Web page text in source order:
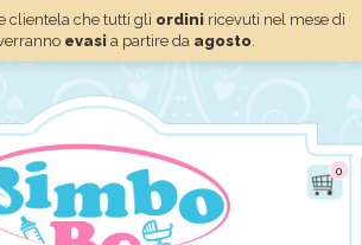
clientela che tutti gli ordini ricevuti nel mese di
evasi a partire da agosto.
0